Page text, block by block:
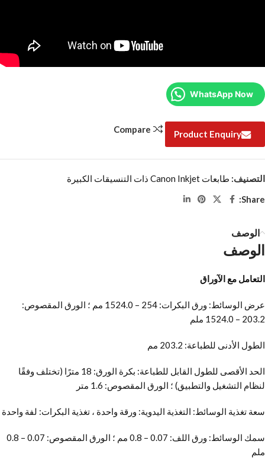
WhatsApp Now
Product Enquiry
Compare
التصنيف: طابعات Canon Inkjet ذات التنسيقات الكبيرة
Share:
الوصف
الوصف
التعامل مع الآوراق
عرض الوسائط: ورق البكرات: 254 – 1524.0 مم ؛ الورق المقصوص:
203.2 – 1524.0 ملم
الطول الأدنى للطباعة: 203.2 مم
الحد الأقصى للطول القابل للطباعة: بكرة الورق: 18 مترًا (تختلف وفقًا
لنظام التشغيل والتطبيق) ؛ الورق المقصوص: 1.6 متر
سعة تغذية الوسائط: التغذية اليدوية: ورقة واحدة ، تغذية البكرات: لفة واحدة
سمك الوسائط: ورق اللف: 0.07 – 0.8 مم ؛ الورق المقصوص: 0.07 – 0.8
ملم